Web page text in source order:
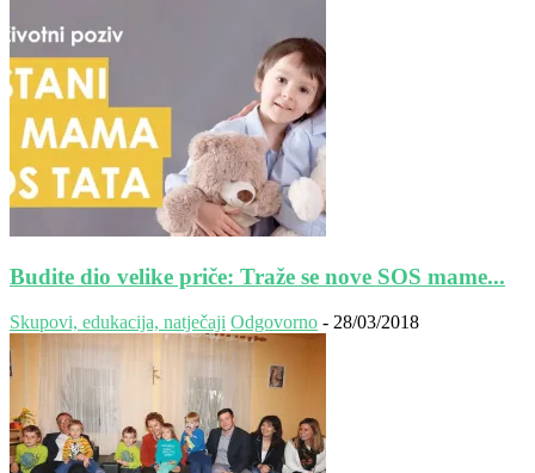
Budite dio velike priče: Traže se nove SOS mame...
Skupovi, edukacija, natječaji Odgovorno - 28/03/2018